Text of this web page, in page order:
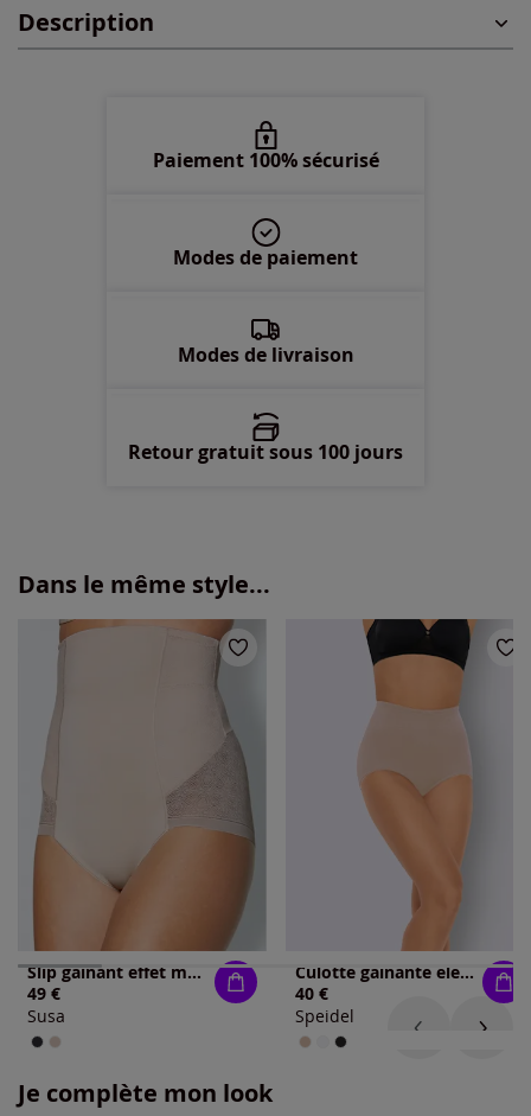
95 -En stock
Description
Paiement 100% sécurisé
Modes de paiement
Modes de livraison
Retour gratuit sous 100 jours
Dans le même style...
Slip gainant effet moulant
49 €
Susa
Culotte gainante élégante et confortable
40 €
Speidel
Je complète mon look